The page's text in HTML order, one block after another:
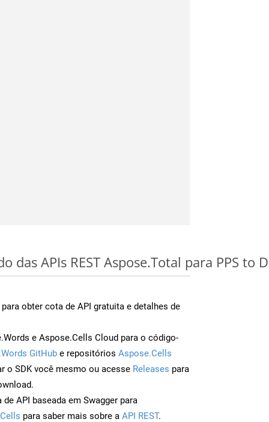
das APIs REST Aspose.Total para PPS to
para obter cota de API gratuita e detalhes de
e Aspose.Cells Cloud para o código-
GitHub e repositórios Aspose.Cells
o SDK você mesmo ou acesse Releases para
API baseada em Swagger para
para saber mais sobre a API REST.